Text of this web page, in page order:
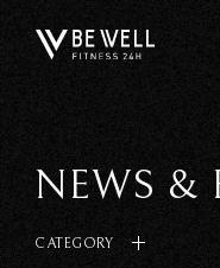
NEWS &
CATEGORY